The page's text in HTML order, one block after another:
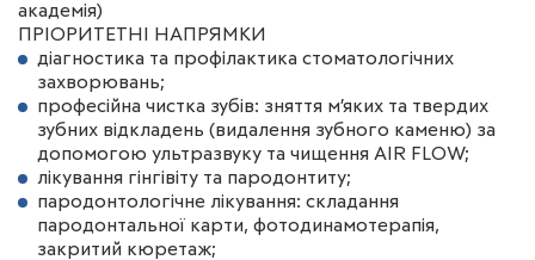
академія)
ПРІОРИТЕТНІ НАПРЯМКИ
діагностика та профілактика стоматологічних
захворювань;
професійна чистка зубів: зняття м’яких та твердих
зубних відкладень (видалення зубного каменю) за
допомогою ультразвуку та чищення AIR FLOW;
лікування гінгівіту та пародонтиту;
пародонтологічне лікування: складання
пародонтальної карти, фотодинамотерапія,
закритий кюретаж;